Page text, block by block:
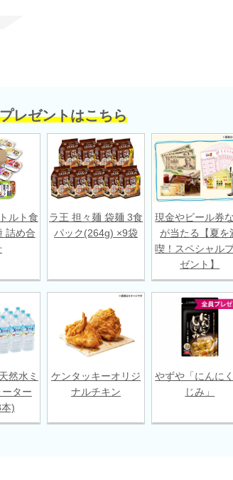
レゼントはこちら
ルト食
詰め合
ラ王 担々麺 袋麺 3食
パック(264g) ×9袋
現金やビール券
が当たる【夏を
喫！スペシャル
ゼント】
然水ミ
ター
)
ケンタッキーオリジ
ナルチキン
やずや「にんに
じみ」